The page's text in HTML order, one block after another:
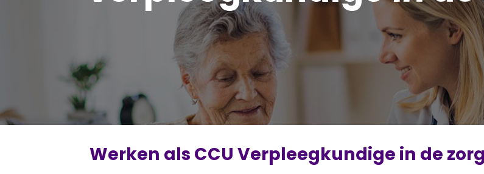
Werken als CCU Verpleegkundige in de zorg